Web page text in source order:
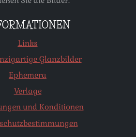
Links
Glanzbilder
Ephemera
Verlage
und Konditionen